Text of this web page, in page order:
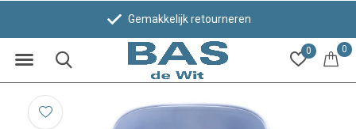
0 0
Gemakkelijk retourneren